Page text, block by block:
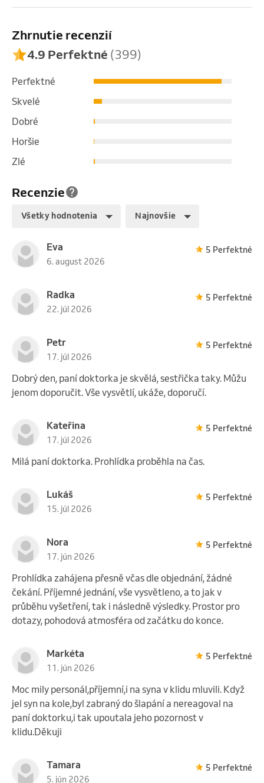
pojištění všech pojišťoven, pokud předložíte žádanku
⚠️ Bez žádanky a pro klienty mladší 18 let je
vyšetření hrazeno klientem ve výši 400 Kč, platba
Recenzie
Všetky hodnotenia Najnovšie
Eva
6. august 2026
5 Perfektné
Radka
22. júl 2026
5 Perfektné
Petr
17. júl 2026
5 Perfektné
Dobrý den, paní doktorka je skvělá, sestřička taky. Můžu
jenom doporučit. Vše vysvětlí, ukáže, doporučí.
Kateřina
17. júl 2026
5 Perfektné
Milá paní doktorka. Prohlídka proběhla na čas.
Lukáš
15. júl 2026
5 Perfektné
Nora
17. jún 2026
5 Perfektné
Prohlídka zahájena přesně včas dle objednání, žádné
čekání. Příjemné jednání, vše vysvětleno, a to jak v
průběhu vyšetření, tak i následně výsledky. Prostor pro
dotazy, pohodová atmosféra od začátku do konce.
Markéta
11. jún 2026
5 Perfektné
Moc mily personál,příjemní,i na syna v klidu mluvili. Když
jel syn na kole,byl zabraný do šlapání a nereagoval na
paní doktorku,i tak upoutala jeho pozornost v
klidu.Děkuji
Tamara
5. jún 2026
5 Perfektné
Zhrnutie recenzií
4.9 Perfektné (399)
Perfektné
Skvelé
Dobré
Horšie
Zlé